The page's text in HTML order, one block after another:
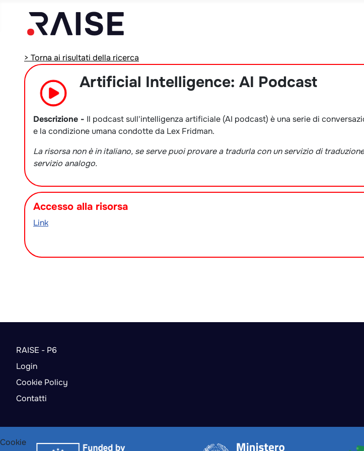
> Torna ai risultati della ricerca
Artificial Intelligence: AI Podcast
Descrizione - Il podcast sull'intelligenza artificiale (AI podcast) è una serie di
e la condizione umana condotte da Lex Fridman.
La risorsa non è in italiano, se serve puoi provare a tradurla con un servizio di
servizio analogo.
Accesso alla risorsa
Link
RAISE - P6
Login
Cookie Policy
Contatti
Cookie